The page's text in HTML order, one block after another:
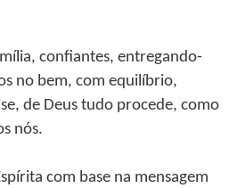
confiantes, entregando-
no bem, com equilíbrio,
de Deus tudo procede, como
nós.
com base na mensagem